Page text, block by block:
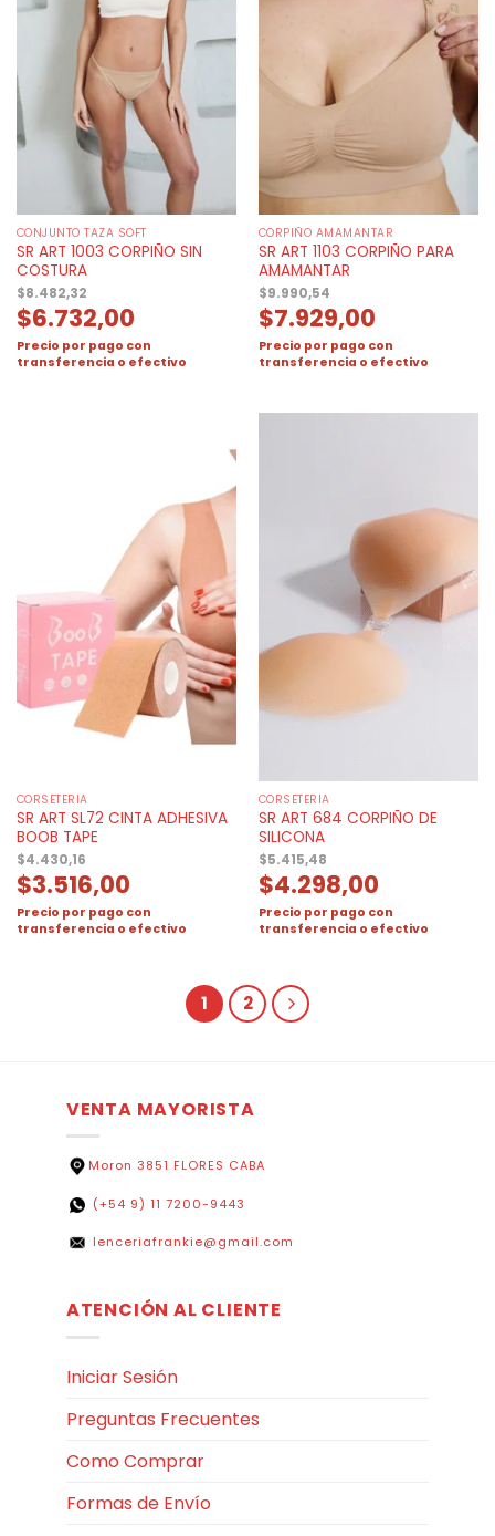
CONJUNTO TAZA SOFT
SR ART 1003 CORPIÑO SIN
COSTURA
$8.482,32
$6.732,00
Precio por pago con
transferencia o efectivo
CORPIÑO AMAMANTAR
SR ART 1103 CORPIÑO PARA
AMAMANTAR
$9.990,54
$7.929,00
Precio por pago con
transferencia o efectivo
CORSETERIA
SR ART SL72 CINTA ADHESIVA
BOOB TAPE
$4.430,16
$3.516,00
Precio por pago con
transferencia o efectivo
CORSETERIA
SR ART 684 CORPIÑO DE
SILICONA
$5.415,48
$4.298,00
Precio por pago con
transferencia o efectivo
1 2
VENTA MAYORISTA
Moron 3851 FLORES CABA
(+54 9) 11 7200-9443
lenceriafrankie@gmail.com
ATENCIÓN AL CLIENTE
Iniciar Sesión
Preguntas Frecuentes
Como Comprar
Formas de Envío